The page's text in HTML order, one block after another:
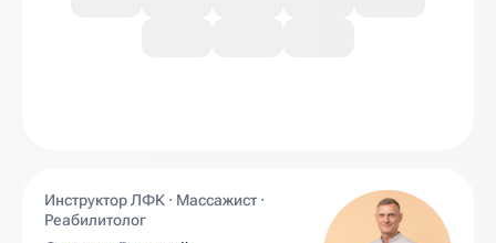
Инструктор ЛФК · Массажист ·
Реабилитолог